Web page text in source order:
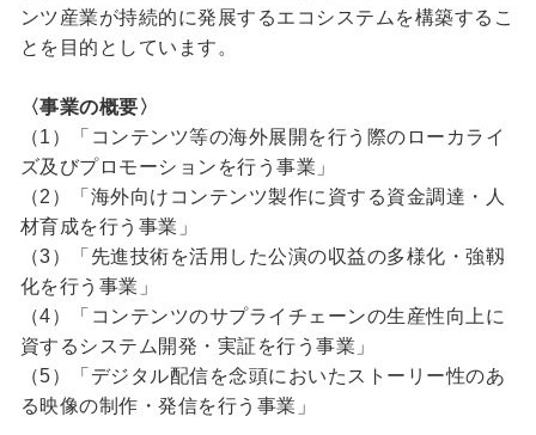
ンツ産業が持続的に発展するエコシステムを構築するこ
とを目的としています。
〈事業の概要〉
（1）「コンテンツ等の海外展開を行う際のローカライ
ズ及びプロモーションを行う事業」
（2）「海外向けコンテンツ製作に資する資金調達・人
材育成を行う事業」
（3）「先進技術を活用した公演の収益の多様化・強靱
化を行う事業」
（4）「コンテンツのサプライチェーンの生産性向上に
資するシステム開発・実証を行う事業」
（5）「デジタル配信を念頭においたストーリー性のあ
る映像の制作・発信を行う事業」